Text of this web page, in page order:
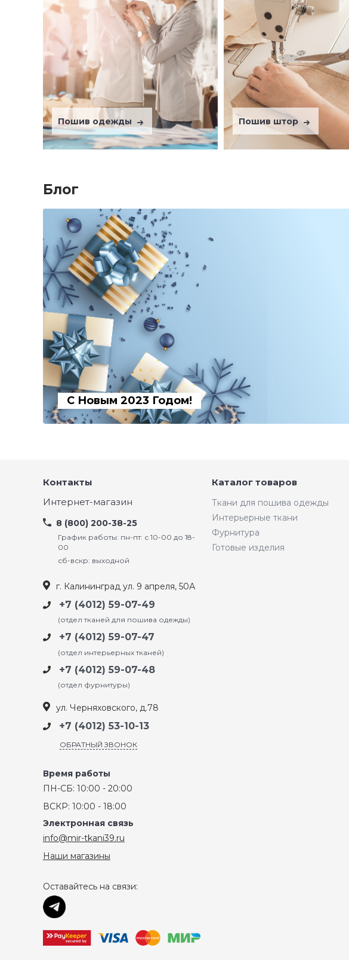
Пошив одежды Пошив штор
Блог
С Новым 2023 Годом!
Контакты
Интернет-магазин
8 (800) 200-38-25
График работы: пн-пт: с 10-00 до 18-
00
сб-вскр: выходной
г. Калининград ул. 9 апреля, 50А
+7 (4012) 59-07-49
(отдел тканей для пошива одежды)
+7 (4012) 59-07-47
(отдел интерьерных тканей)
+7 (4012) 59-07-48
(отдел фурнитуры)
ул. Черняховского, д.78
+7 (4012) 53-10-13
ОБРАТНЫЙ ЗВОНОК
Время работы
ПН-СБ: 10:00 - 20:00
ВСКР: 10:00 - 18:00
Электронная связь
info@mir-tkani39.ru
Наши магазины
Оставайтесь на связи:
Каталог товаров
Ткани для пошива одежды
Интерьерные ткани
Фурнитура
Готовые изделия